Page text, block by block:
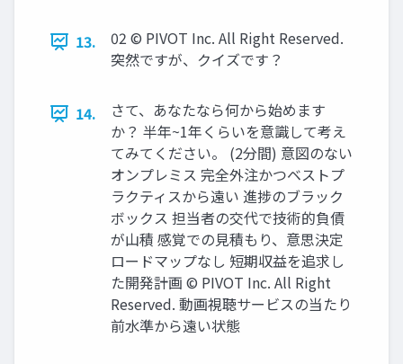
13.
02 © PIVOT Inc. All Right Reserved.
突然ですが、クイズです？
14.
さて、あなたなら何から始めます
か？ 半年~1年くらいを意識して考え
てみてください。 (2分間) 意図のない
オンプレミス 完全外注かつベストプ
ラクティスから遠い 進捗のブラック
ボックス 担当者の交代で技術的負債
が山積 感覚での見積もり、意思決定
ロードマップなし 短期収益を追求し
た開発計画 © PIVOT Inc. All Right
Reserved. 動画視聴サービスの当たり
前水準から遠い状態